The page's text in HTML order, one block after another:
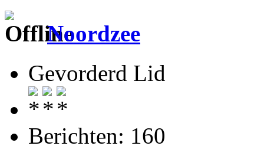
Noordzee
Gevorderd Lid
Berichten: 160